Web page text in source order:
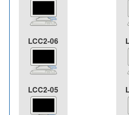
LCC2-06
LCC2-05